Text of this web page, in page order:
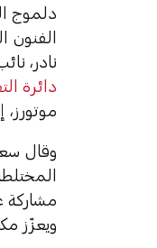
دلموج
الفنون
نادر،
دائرة
وقال
مشاركة
ويعزّز